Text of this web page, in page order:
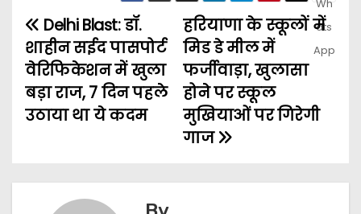
हरियाणा के स्कूलों में
मिड डे मील में
फर्जीवाड़ा, खुलासा
होने पर स्कूल
मुखियाओं पर गिरेगी
गाज
Delhi Blast: डॉ.
शाहीन सईद पासपोर्ट
वेरिफिकेशन में खुला
बड़ा राज, 7 दिन पहले
उठाया था ये कदम